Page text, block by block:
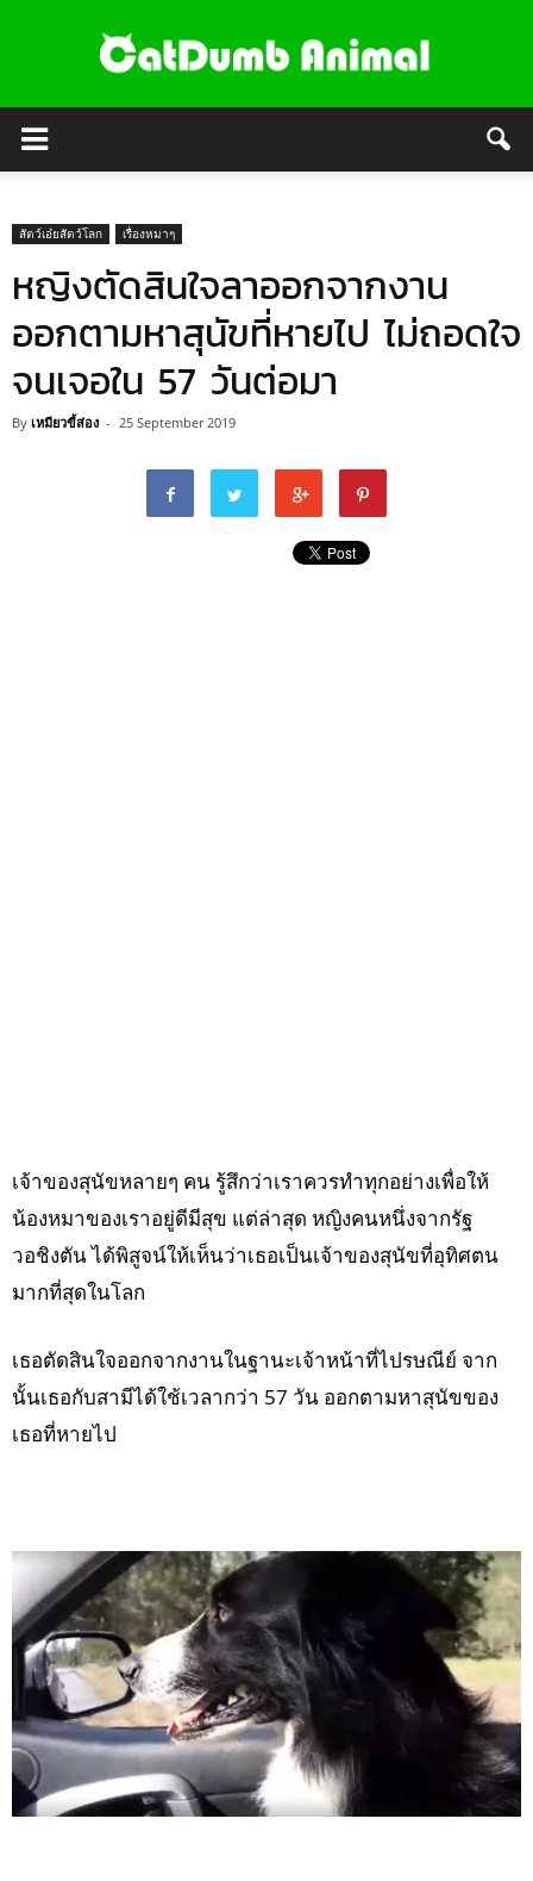
สัตว์เอ๋ยสัตว์โลก เรื่องหมาๆ
หญิงตัดสินใจลาออกจากงาน
ออกตามหาสุนัขที่หายไป ไม่ถอดใจ
จนเจอใน 57 วันต่อมา
By เหมียวขี้ส่อง - 25 September 2019
เจ้าของสุนัขหลายๆ คน รู้สึกว่าเราควรทำทุกอย่างเพื่อให้
น้องหมาของเราอยู่ดีมีสุข แต่ล่าสุด หญิงคนหนึ่งจากรัฐ
วอชิงตัน ได้พิสูจน์ให้เห็นว่าเธอเป็นเจ้าของสุนัขที่อุทิศตน
มากที่สุดในโลก
เธอตัดสินใจออกจากงานในฐานะเจ้าหน้าที่ไปรษณีย์ จาก
นั้นเธอกับสามีได้ใช้เวลากว่า 57 วัน ออกตามหาสุนัขของ
เธอที่หายไป